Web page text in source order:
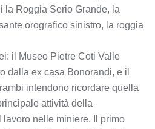
la Roggia Serio Grande, la
orografico sinistro, la roggia
il Museo Pietre Coti Valle
dalla ex casa Bonorandi, e il
intendono ricordare quella
attività della
nelle miniere. Il primo